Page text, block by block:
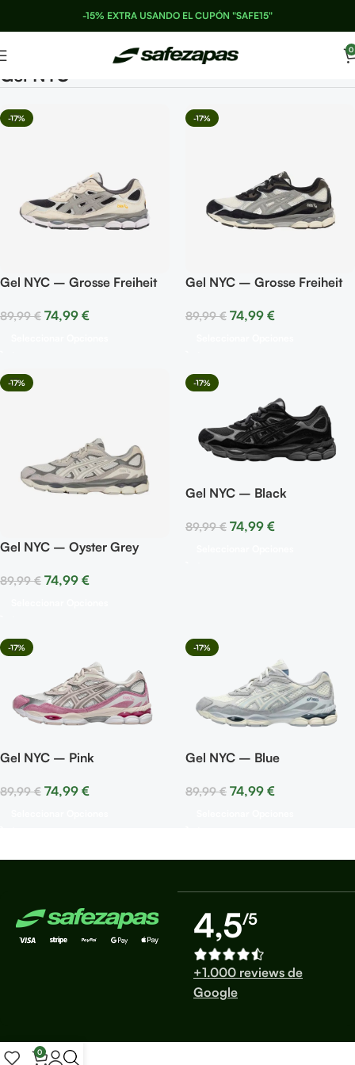
-15% EXTRA USANDO EL CUPÓN "SAFE15"
0
Gel NYC
-17%
Gel NYC – Grosse Freiheit
89,99€ 74,99 €
-17%
Gel NYC – Grosse Freiheit
89,99€ 74,99 €
-17%
Gel NYC – Oyster Grey
89,99€ 74,99 €
-17%
Gel NYC – Black
89,99€ 74,99 €
-17%
Gel NYC – Pink
89,99€ 74,99 €
-17%
Gel NYC – Blue
89,99€ 74,99 €
4,5/5
+1.000 reviews de
Google
0